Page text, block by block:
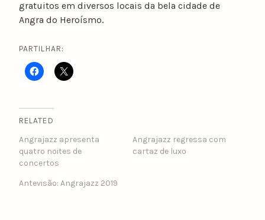
gratuitos em diversos locais da bela cidade de
Angra do Heroísmo.
PARTILHAR:
RELATED
Angrajazz apresenta
quatro noites de
concertos
Angrajazz regressa com
cartaz de luxo
Antevisão: Angrajazz 2019